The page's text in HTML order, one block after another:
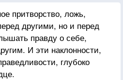
притворство, ложь,
другими, но и перед
правду о себе,
И эти наклонности,
глубоко